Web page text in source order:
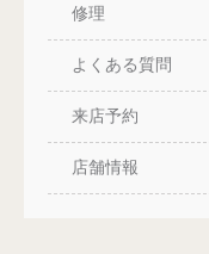
修理
よくある質問
来店予約
店舗情報